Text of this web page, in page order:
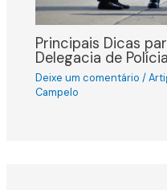
Principais Dicas
Delegacia de Polícia
Deixe um comentário /
Campelo